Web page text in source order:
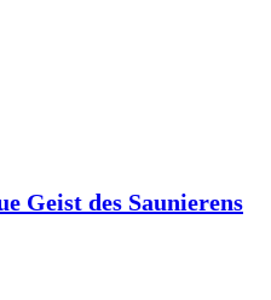
Geist des Saunierens